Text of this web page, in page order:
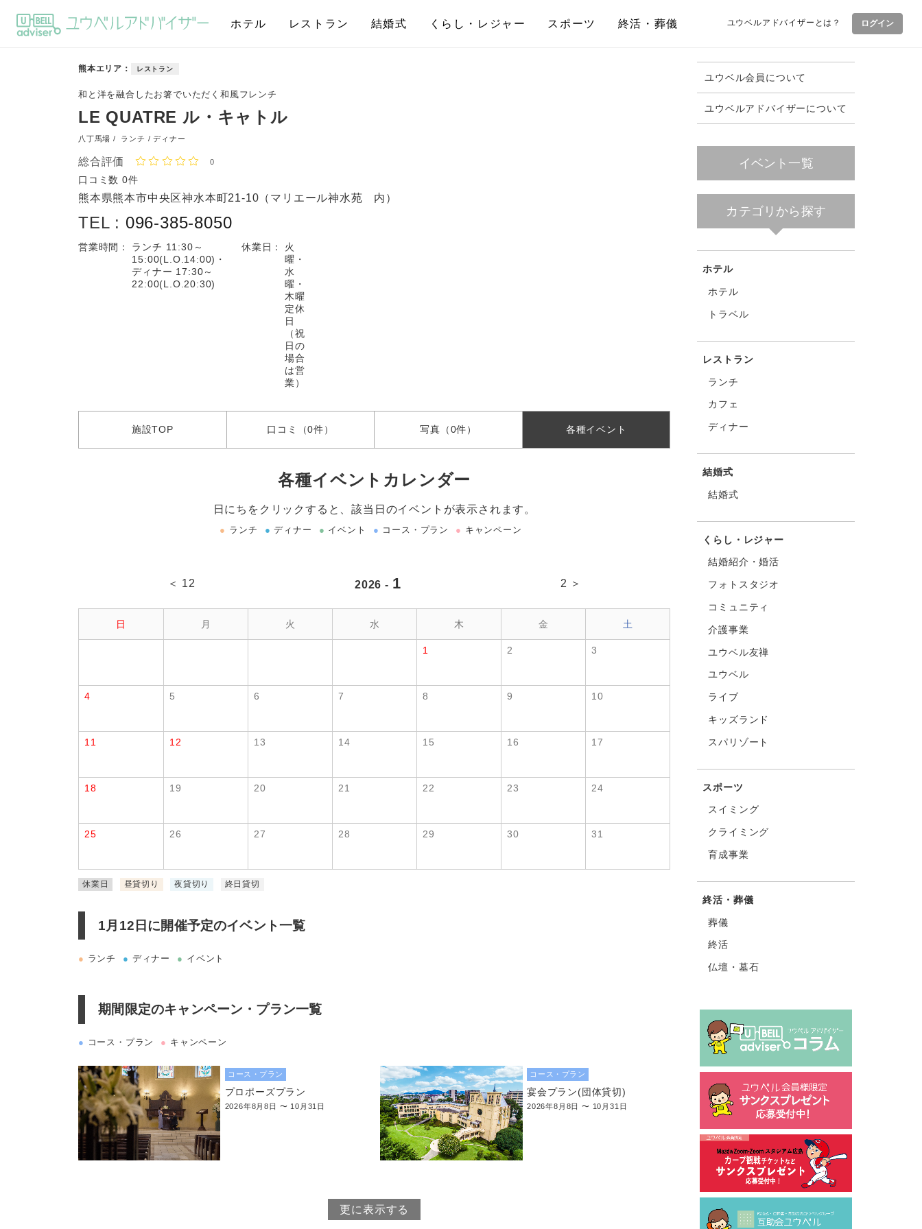
ホテル レストラン 結婚式 くらし・レジャー スポーツ 終活・葬儀 ユウベルアドバイザーとは？ ログイン
熊本エリア レストラン
和と洋を融合したお箸でいただく和風フレンチ
LE QUATRE ル・キャトル
八丁馬場 / ランチ / ディナー
総合評価 0
口コミ数 0件
熊本県熊本市中央区神水本町21-10（マリエール神水苑 内）
TEL : 096-385-8050
営業時間：
ランチ 11:30～
15:00(L.O.14:00)・
ディナー 17:30～
22:00(L.O.20:30)
休業日：
火
曜・
水
曜・
木曜
定休
日
（祝
日の
場合
は営
業）
施設TOP 口コミ （0件） 写真 （0件） 各種イベント
各種イベントカレンダー
日にちをクリックすると、該当日のイベントが表示されます。
● ランチ ● ディナー ● イベント ● コース・プラン ● キャンペーン
＜ 12 2026 - 1 2 ＞
日 月 火 水 木 金 土
1 2 3
4 5 6 7 8 9 10
11 12 13 14 15 16 17
18 19 20 21 22 23 24
25 26 27 28 29 30 31
休業日 昼貸切り 夜貸切り 終日貸切
1月12日に開催予定のイベント一覧
● ランチ ● ディナー ● イベント
期間限定のキャンペーン・プラン一覧
● コース・プラン ● キャンペーン
コース・プラン
プロポーズプラン
2026年8月8日 〜 10月31日
コース・プラン
宴会プラン(団体貸切)
2026年8月8日 〜 10月31日
更に表示する
ユウベル会員について
ユウベルアドバイザーについて
イベント一覧
カテゴリから探す
ホテル
ホテル
トラベル
レストラン
ランチ
カフェ
ディナー
結婚式
結婚式
くらし・レジャー
結婚紹介・婚活
フォトスタジオ
コミュニティ
介護事業
ユウベル友禅
ユウベル
ライブ
キッズランド
スパリゾート
スポーツ
スイミング
クライミング
育成事業
終活・葬儀
葬儀
終活
仏壇・墓石